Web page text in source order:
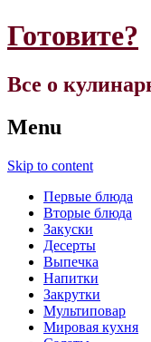
Готовите?
Все о
Menu
Skip to content
Первые блюда
Вторые блюда
Закуски
Десерты
Выпечка
Напитки
Закрутки
Мультиповар
Мировая кухня